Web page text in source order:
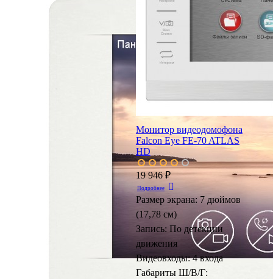
Монитор видеодомофона
Falcon Eye FE-70 ATLAS
HD
19 946 ₽
Подробнее
Размер экрана: 7 дюймов
(17,78 см)
Запись: По детекции
движения
Видеовходы: 4 входа
Габариты Ш/В/Г: